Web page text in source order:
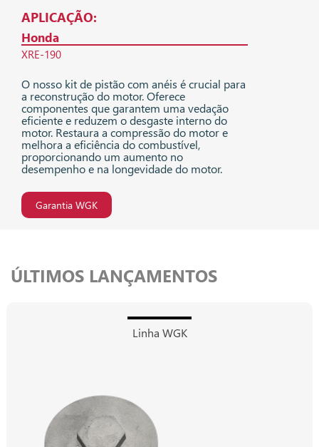
APLICAÇÃO:
Honda
XRE-190
O nosso kit de pistão com anéis é crucial para
a reconstrução do motor. Oferece
componentes que garantem uma vedação
eficiente e reduzem o desgaste interno do
motor. Restaura a compressão do motor e
melhora a eficiência do combustível,
proporcionando um aumento no
desempenho e na longevidade do motor.
Garantia WGK
ÚLTIMOS LANÇAMENTOS
Linha WGK